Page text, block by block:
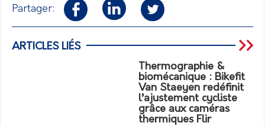
Partager:
ARTICLES LIÉS
Thermographie &
biomécanique : Bikefit
Van Staeyen redéfinit
l’ajustement cycliste
grâce aux caméras
thermiques Flir